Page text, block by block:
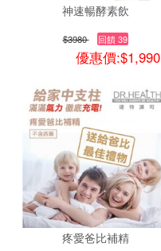
神速暢酵素飲
$3980 回饋 39
優惠價:$1,990
疼愛爸比補精